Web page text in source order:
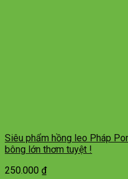
Siêu phẩm hồng leo Pháp
bông lớn thơm tuyệt !
250.000 ₫